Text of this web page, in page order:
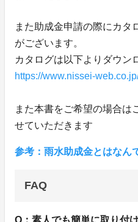
また助成金申請の際にカタ
がございます。
カタログは以下よりダウン
https://www.nissei-
また本書をご希望の場合は
せていただきます
参考：雨水助成金とはなん
FAQ